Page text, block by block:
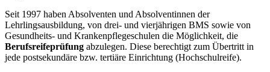
Seit 1997 haben Absolventen und Absolventinnen der
Lehrlingsausbildung, von drei- und vierjährigen BMS sowie von
Gesundheits- und Krankenpflegeschulen die Möglichkeit, die
Berufsreifeprüfung abzulegen. Diese berechtigt zum Übertritt in
jede postsekundäre bzw. tertiäre Einrichtung (Hochschulreife).